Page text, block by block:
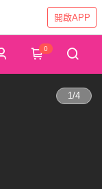
開啟APP
0
1/4